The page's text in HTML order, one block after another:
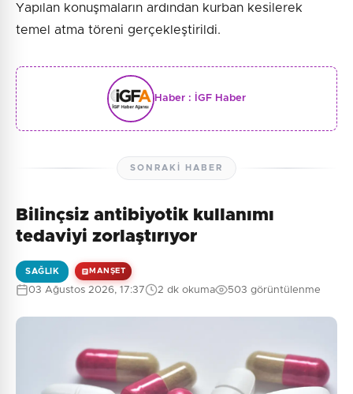
Yapılan konuşmaların ardından kurban kesilerek
temel atma töreni gerçekleştirildi.
Haber : İGF Haber
SONRAKI HABER
Bilinçsiz antibiyotik kullanımı
tedaviyi zorlaştırıyor
SAĞLIK MANŞET
03 Ağustos 2026, 17:37 2 dk okuma 503 görüntülenme